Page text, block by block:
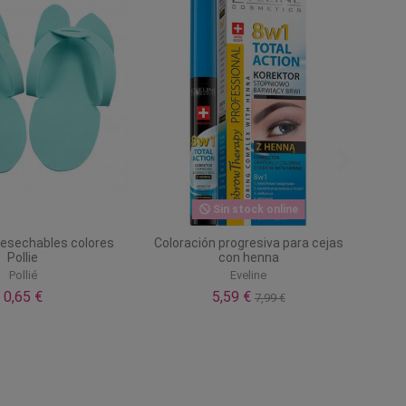
colores
Pollie
Pollié
0,65 €
Sin stock online
Coloración progresiva para cejas
con henna
Eveline
5,59 € 7,99 €